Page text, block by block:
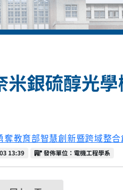
銀硫醇光
教育部智慧創新暨跨域整合
13:39 發佈單位
發佈單位：電機工程學系